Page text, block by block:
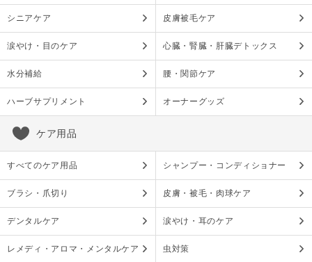
シニアケア 皮膚被毛ケア
涙やけ・目のケア 心臓・腎臓・肝臓デトックス
水分補給 腰・関節ケア
ハーブサプリメント オーナーグッズ
ケア用品
すべてのケア用品 シャンプー・コンディショナー
ブラシ・爪切り 皮膚・被毛・肉球ケア
デンタルケア 涙やけ・耳のケア
レメディ・アロマ・メンタルケア 虫対策